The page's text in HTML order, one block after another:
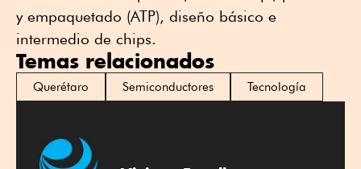
y empaquetado (ATP), diseño básico e
intermedio de chips.
Temas relacionados
Querétaro Semiconductores Tecnología